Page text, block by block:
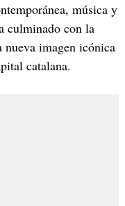
música y
culminado con la
nueva imagen icónica
catalana.